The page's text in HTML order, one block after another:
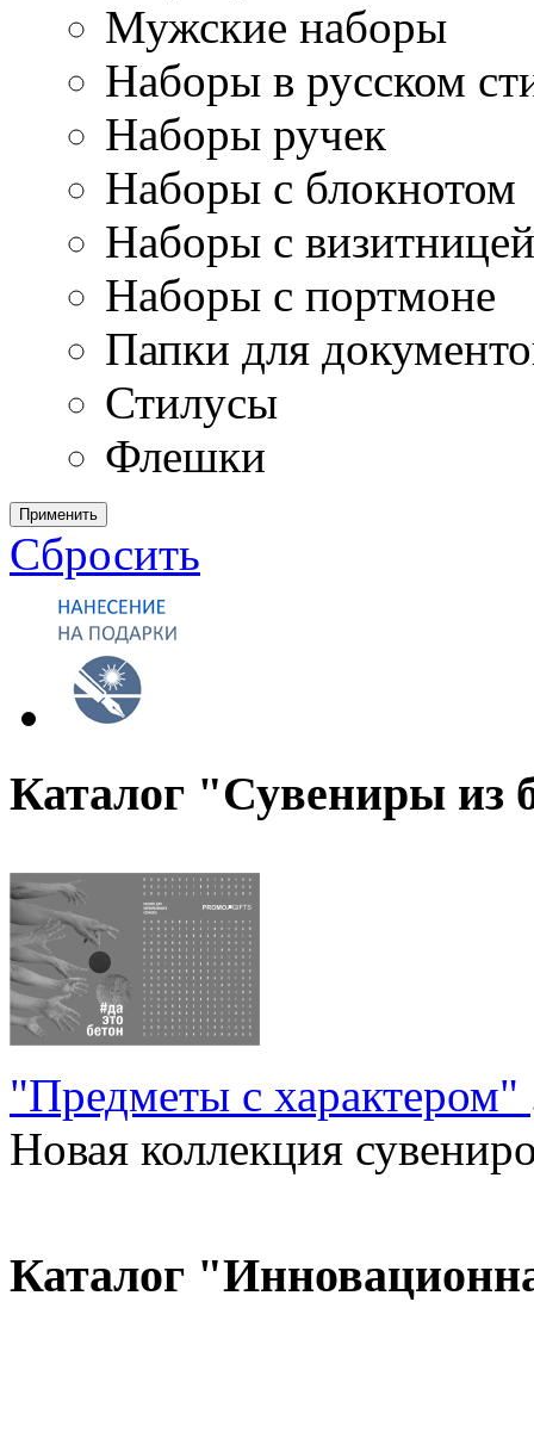
Мужские наборы
Наборы в русском
Наборы ручек
Наборы с блокнотом
Наборы с визитницей
Наборы с портмоне
Папки для
Стилусы
Флешки
Применить
Сбросить
Каталог "Сувениры из
"Предметы с характером"
Новая коллекция
Каталог